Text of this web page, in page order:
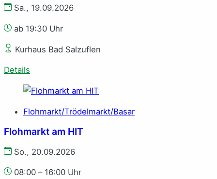
Sa., 19.09.2026
ab 19:30 Uhr
Kurhaus Bad Salzuflen
Details
Flohmarkt/Trödelmarkt/Basar
Flohmarkt am HIT
So., 20.09.2026
08:00 – 16:00 Uhr